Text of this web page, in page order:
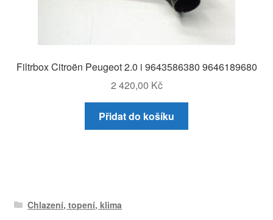
Filtrbox Citroën Peugeot 2.0 i 9643586380 9646189680
2 420,00 Kč
Přidat do košíku
Chlazení, topení, klima